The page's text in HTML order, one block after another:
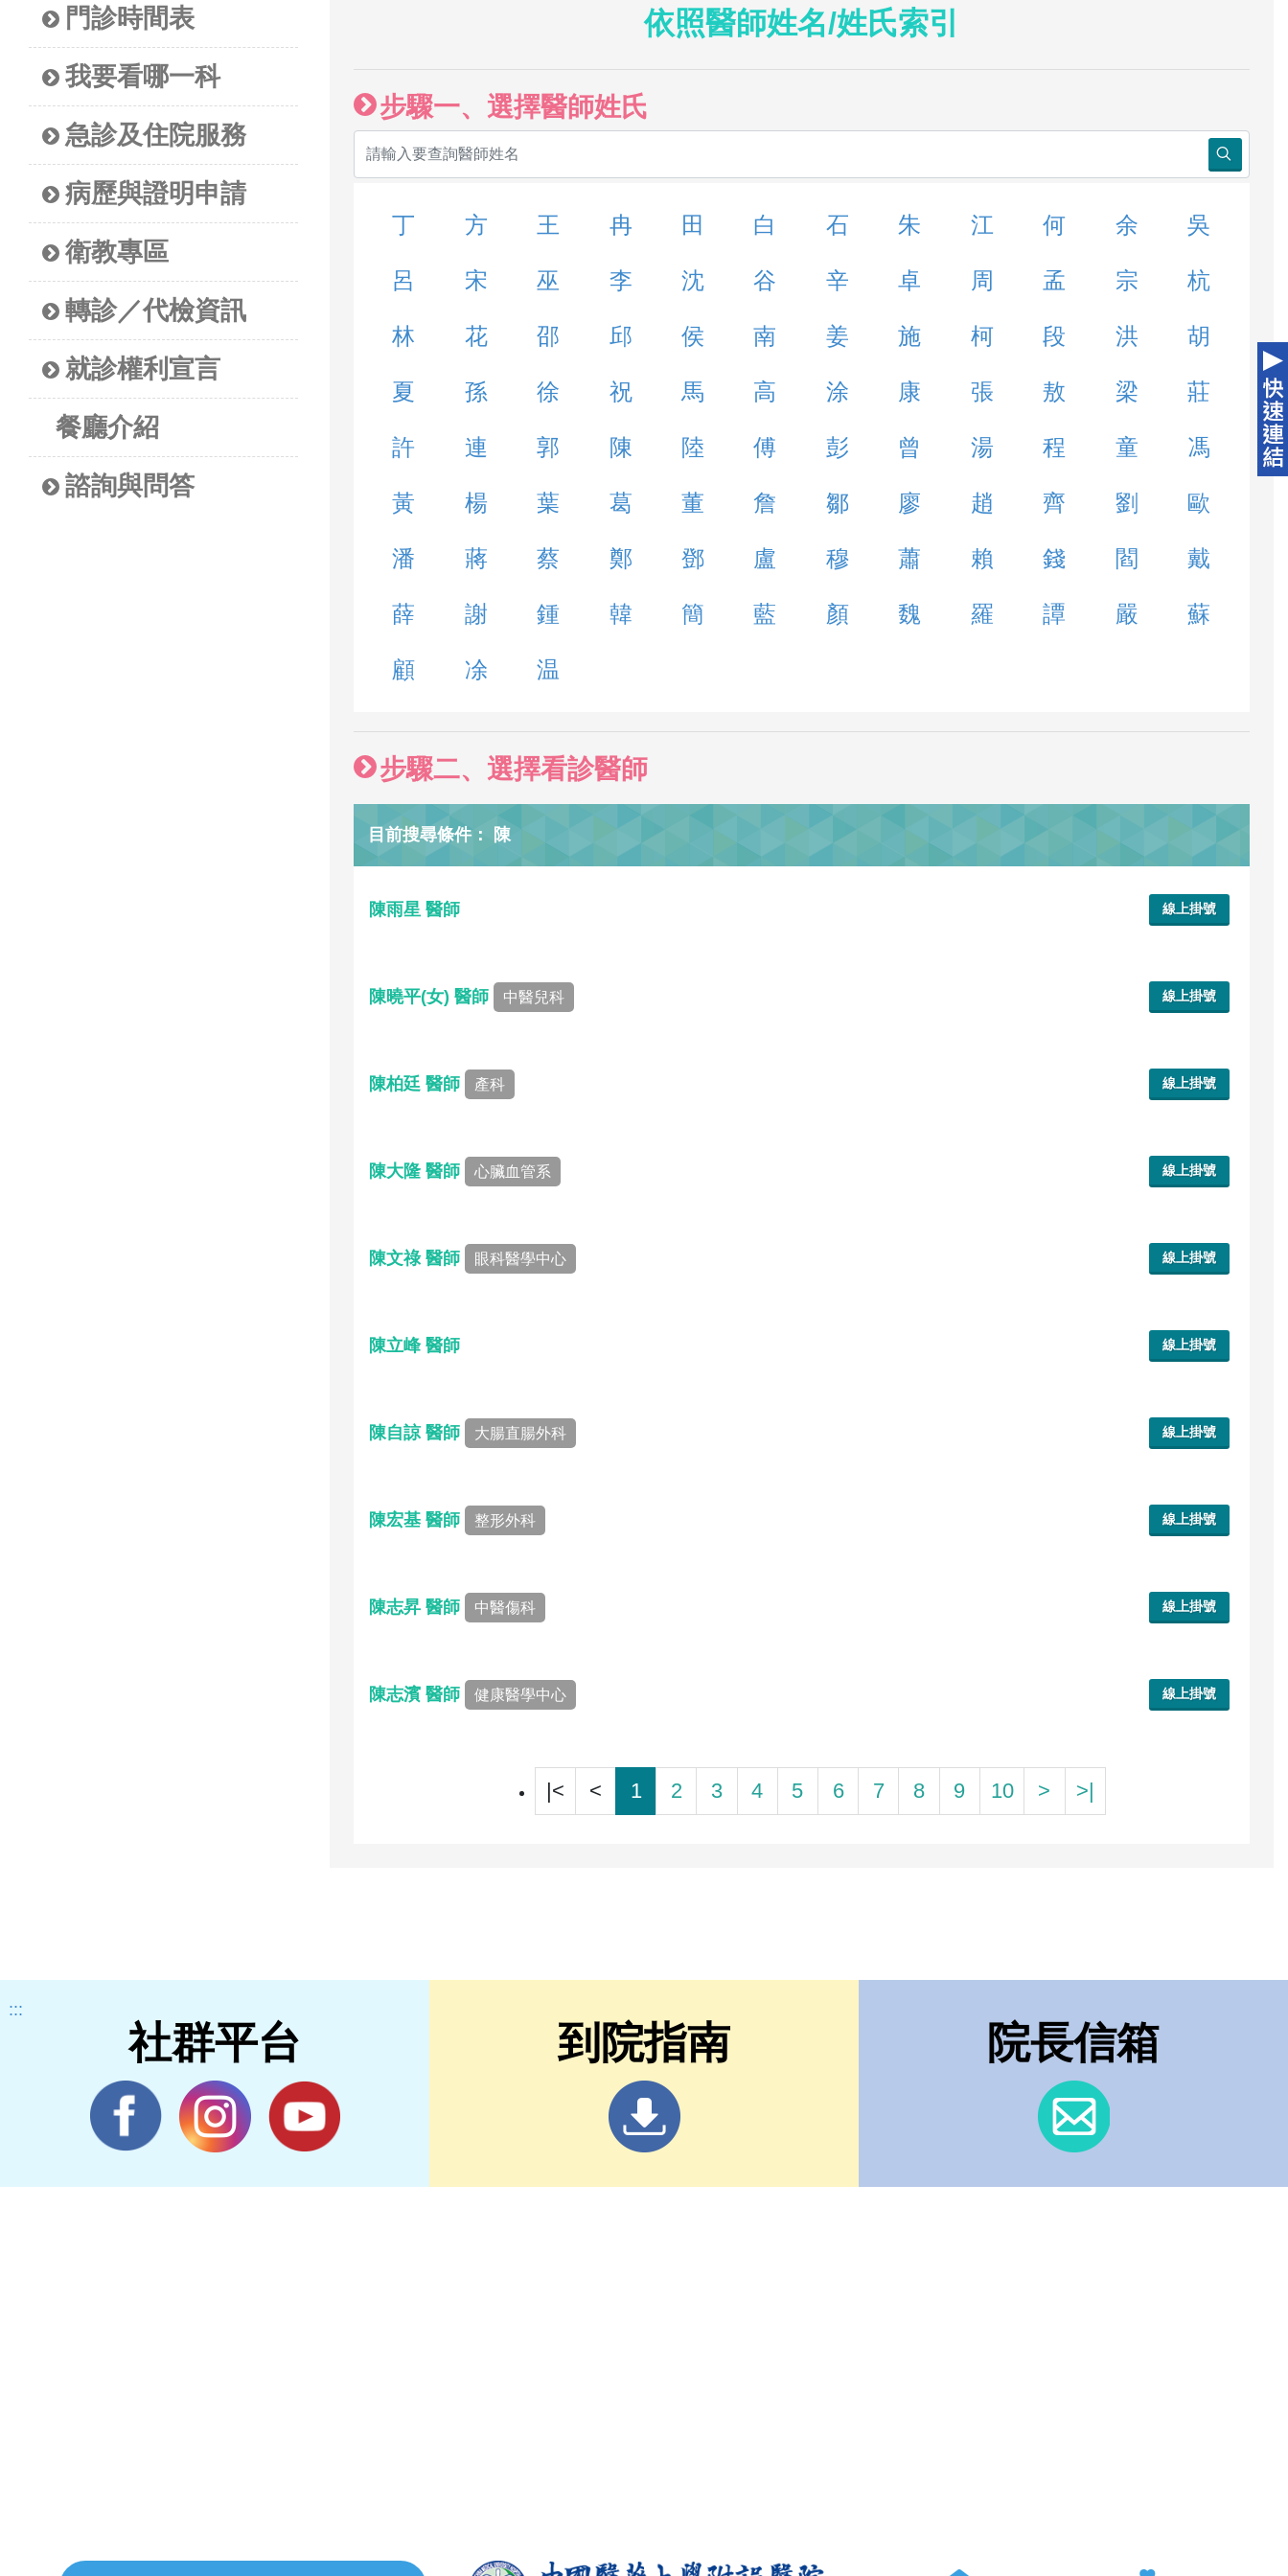
門診時間表
我要看哪一科
急診及住院服務
病歷與證明申請
衛教專區
轉診／代檢資訊
就診權利宣言
餐廳介紹
諮詢與問答
依照醫師姓名/姓氏索引
步驟一、選擇醫師姓氏
丁 方 王 冉 田 白 石 朱 江 何 余 吳
呂 宋 巫 李 沈 谷 辛 卓 周 孟 宗 杭
林 花 邵 邱 侯 南 姜 施 柯 段 洪 胡
夏 孫 徐 祝 馬 高 涂 康 張 敖 梁 莊
許 連 郭 陳 陸 傅 彭 曾 湯 程 童 馮
黃 楊 葉 葛 董 詹 鄒 廖 趙 齊 劉 歐
潘 蔣 蔡 鄭 鄧 盧 穆 蕭 賴 錢 閻 戴
薛 謝 鍾 韓 簡 藍 顏 魏 羅 譚 嚴 蘇
顧 凃 温
步驟二、選擇看診醫師
目前搜尋條件： 陳
陳雨星 醫師 線上掛號
陳曉平(女) 醫師 中醫兒科 線上掛號
陳柏廷 醫師 產科 線上掛號
陳大隆 醫師 心臟血管系 線上掛號
陳文祿 醫師 眼科醫學中心 線上掛號
陳立峰 醫師 線上掛號
陳自諒 醫師 大腸直腸外科 線上掛號
陳宏基 醫師 整形外科 線上掛號
陳志昇 醫師 中醫傷科 線上掛號
陳志濱 醫師 健康醫學中心 線上掛號
|< < 1 2 3 4 5 6 7 8 9 10 > >|
:::
社群平台 到院指南 院長信箱